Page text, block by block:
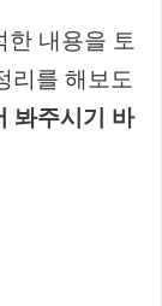
한 내용을 토
리를 해보도
봐주시기 바